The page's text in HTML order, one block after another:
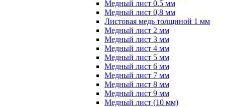
Медный лист 0.5 мм
Медный лист 0,8 мм
Листовая медь толщиной 1 мм
Медный лист 2 мм
Медный лист 3 мм
Медный лист 4 мм
Медный лист 5 мм
Медный лист 6 мм
Медный лист 7 мм
Медный лист 8 мм
Медный лист 9 мм
Медный лист (10 мм)